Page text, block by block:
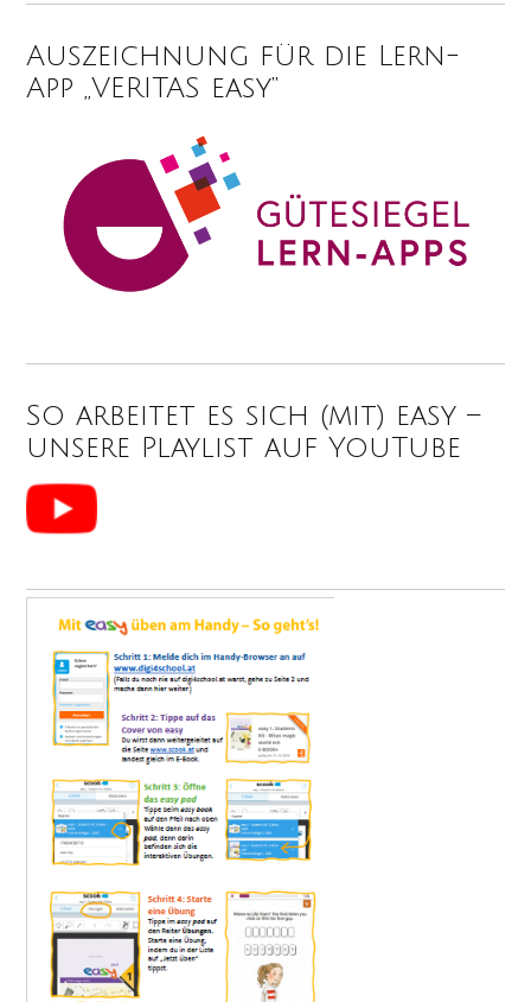
Auszeichnung für die Lern-
App „VERITAS easy“
So arbeitet es sich (mit) easy –
unsere Playlist auf YouTube